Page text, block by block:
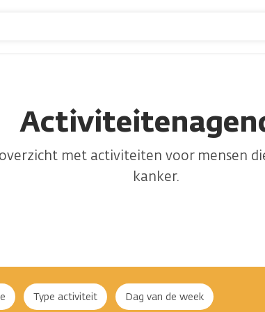
met activiteiten voor mensen
kanker.
Type activiteit Dag van de week
(1069)